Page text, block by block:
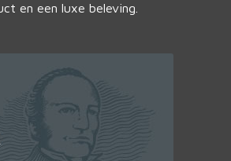
en een luxe beleving.